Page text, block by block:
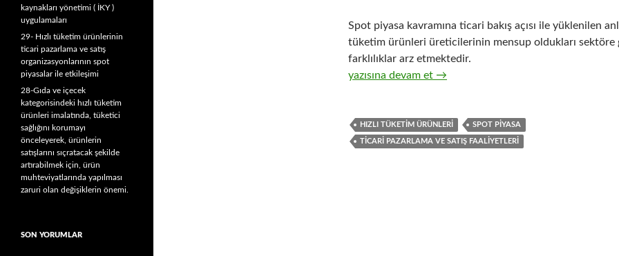
Spot piyasa kavramına ticari bakış açısı ile yüklenilen
tüketim ürünleri üreticilerinin mensup oldukları sektöre
farklılıklar arz etmektedir.
29- Hızlı tüketim ürünlerinin ticari pazarlama ve satış
yazısına devam et →
HIZLI TÜKETIM ÜRÜNLERI SPOT PIYASA
TICARI PAZARLAMA VE SATIŞ FAALIYETLERI
kaynakları yönetimi ( İKY )
uygulamaları
29- Hızlı tüketim ürünlerinin
ticari pazarlama ve satış
organizasyonlarının spot
piyasalar ile etkileşimi
28-Gıda ve içecek
kategorisindeki hızlı tüketim
ürünleri imalatında, tüketici
sağlığını korumayı
önceleyerek, ürünlerin
satışlarını sıçratacak şekilde
artırabilmek için, ürün
muhteviyatlarında yapılması
zaruri olan değişiklerin önemi.
SON YORUMLAR